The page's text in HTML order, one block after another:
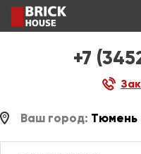
+7
Ваш город: Тюмень